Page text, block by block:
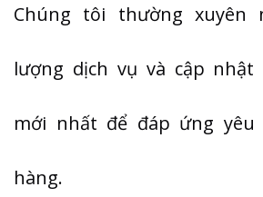
Chúng tôi thường xuyên
lượng dịch vụ và cập nhật
mới nhất để đáp ứng yêu
hàng.